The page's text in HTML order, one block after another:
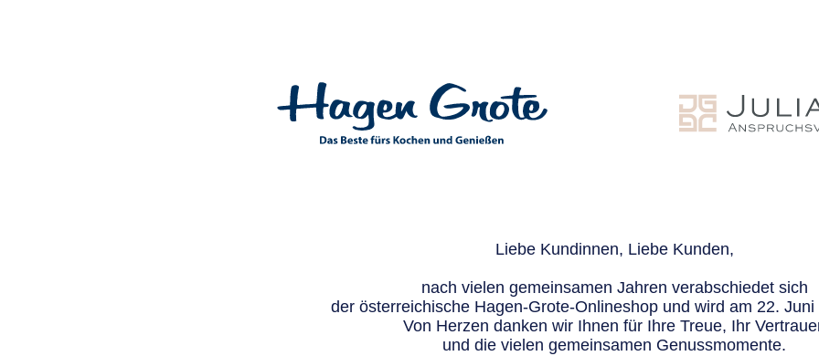
Liebe Kundinnen, Liebe Kunden,
nach vielen gemeinsamen Jahren verabschiedet sich
der österreichische Hagen-Grote-Onlineshop und wird am 22. Juni
Von Herzen danken wir Ihnen für Ihre Treue, Ihr
und die vielen gemeinsamen Genussmomente.